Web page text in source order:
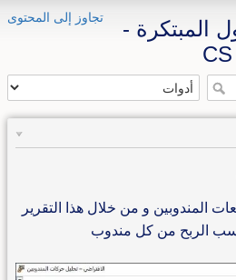
تجاوز إلى المحتوى
المبتكرة -
المندوبين و من خلال هذا التقرير
الربح من كل مندوب